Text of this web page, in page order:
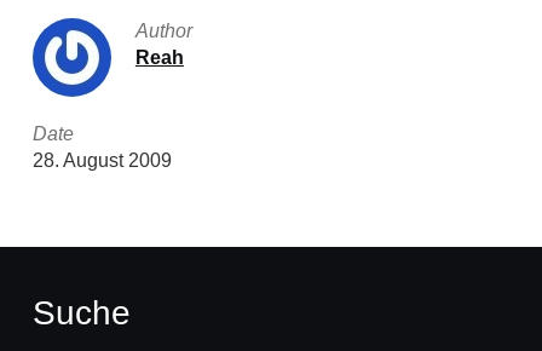
Author
Reah
Date
28. August 2009
Suche